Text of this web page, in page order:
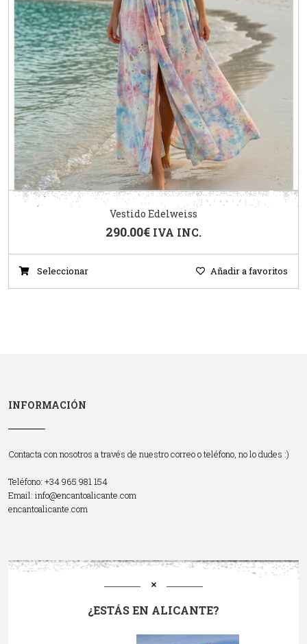
Vestido Edelweiss
290.00€ IVA INC.
Seleccionar Añadir a favoritos
INFORMACIÓN
Contacta con nosotros a través de nuestro correo o teléfono, no lo dudes :)
Teléfono: +34 965 981 154
Email: info@encantoalicante.com
encantoalicante.com
¿ESTÁS EN ALICANTE?